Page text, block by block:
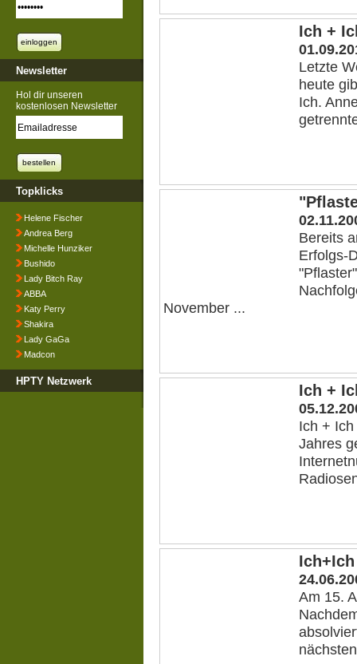
Newsletter
Hol dir unseren
kostenlosen Newsletter
Topklicks
Helene Fischer
Andrea Berg
Michelle Hunziker
Bushido
Lady Bitch Ray
ABBA
Katy Perry
Shakira
Lady GaGa
Madcon
HPTY Netzwerk
Ich +
Letzte
heute
Ich.
Bereits
Erfolgs-
November ...
Ich +
Ich +
Jahres
Am 15.